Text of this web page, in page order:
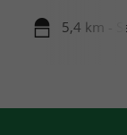
5,4 km -